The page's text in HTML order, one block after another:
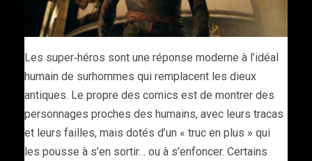
Les super‑héros sont une réponse moderne à l’idéal
humain de surhommes qui remplacent les dieux
antiques. Le propre des comics est de montrer des
personnages proches des humains, avec leurs tracas
et leurs failles, mais dotés d’un « truc en plus » qui
les pousse à s’en sortir… ou à s’enfoncer. Certains